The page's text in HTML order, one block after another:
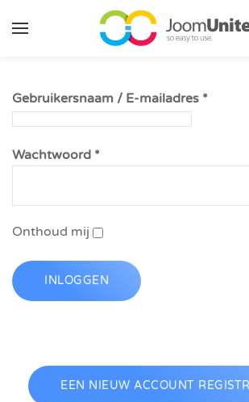
Ga naar de hoofdinhoud
Gebruikersnaam / E-mailadres *
Wachtwoord *
Onthoud mij
INLOGGEN
EEN NIEUW ACCOUNT